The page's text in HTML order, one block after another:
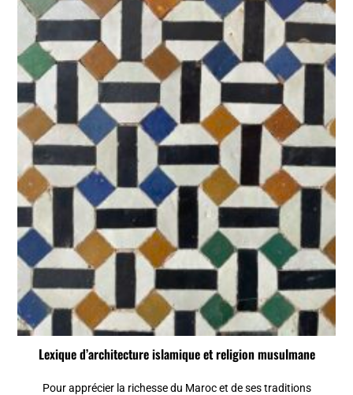
Lexique d’architecture islamique et religion musulmane
Pour apprécier la richesse du Maroc et de ses traditions